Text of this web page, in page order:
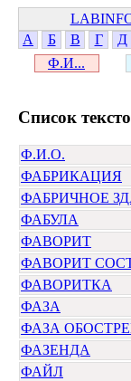
А
Б В Г Д
Ф.И...
Cписок
Ф.И.О.
ФАБРИКАЦИЯ
ФАБРИЧНОЕ
ФАБУЛА
ФАВОРИТ
ФАВОРИТ
ФАВОРИТКА
ФАЗА
ФАЗА
ФАЗЕНДА
ФАЙЛ